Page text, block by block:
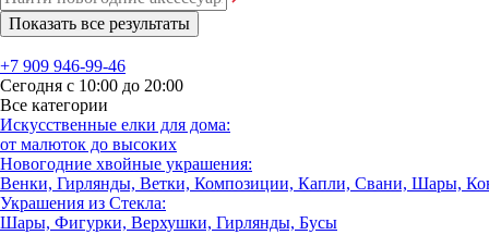
+7 909 946-99-46
Сегодня с 10:00 до 20:00
Все категории
Искусственные елки для дома:
от малюток до высоких
Новогодние хвойные украшения:
Венки, Гирлянды, Ветки, Композиции, Капли, Свани, Шары,
Украшения из Стекла:
Шары, Фигурки, Верхушки, Гирлянды, Бусы